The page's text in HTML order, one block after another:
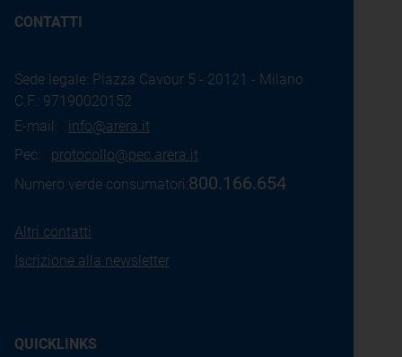
CONTATTI
Sede legale: Piazza Cavour 5 - 20121 - Milano
C.F.: 97190020152
E-mail: info@arera.it
Pec: protocollo@pec.arera.it
Numero verde consumatori:800.166.654
Altri contatti
Iscrizione alla newsletter
QUICKLINKS